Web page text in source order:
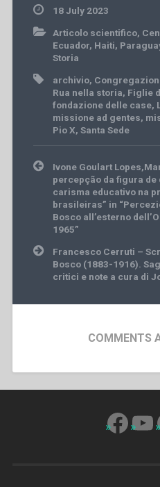
18 July 2023
Articolo scientifico,
Ecuador, Haiti,
Storia
archivio,
Rua nella storia, Figlie
fondazione delle case,
missione ad gentes,
Pio X, Santa Sede
Post
navigation
Ivone Goulart
percepção da figura de
carisma educativo na
brasileiras” in
Bosco all’esterno
1965”
Francesco Cerruti –
Bosco (1883-1916).
critici e note a cura di
COMMENTS